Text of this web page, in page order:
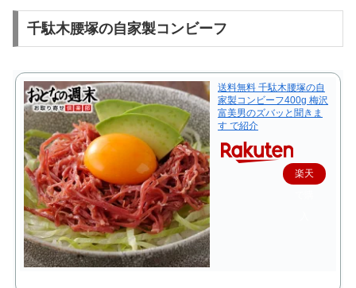
千駄木腰塚の自家製コンビーフ
送料無料 千駄木腰塚の自
家製コンビーフ400g 梅沢
富美男のズバッと聞きま
す で紹介
楽天